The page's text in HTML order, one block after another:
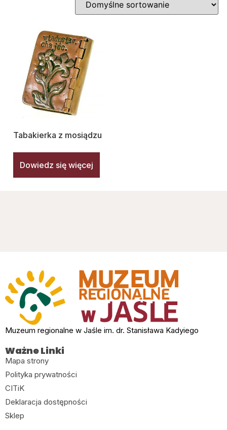
Tabakierka z mosiądzu
Dowiedz się więcej
Muzeum regionalne w Jaśle im. dr. Stanisława Kadyiego
Ważne Linki
Mapa strony
Polityka prywatności
CITiK
Deklaracja dostępności
Sklep